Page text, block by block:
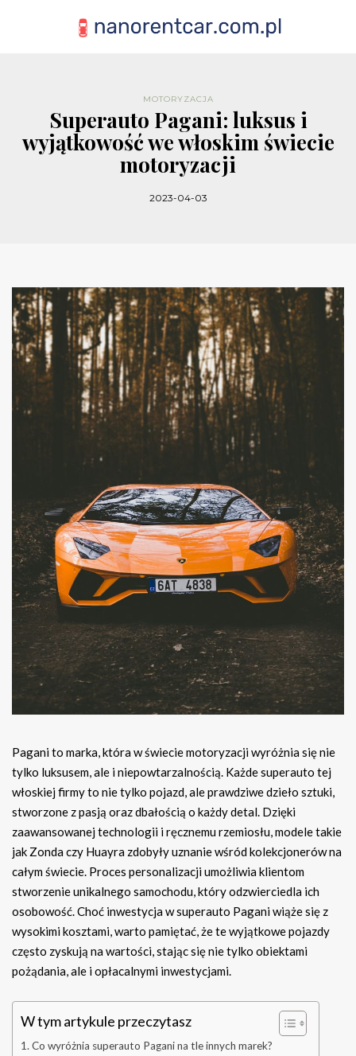
MOTORYZACJA
Superauto Pagani: luksus i
wyjątkowość we włoskim świecie
motoryzacji
2023-04-03
Pagani to marka, która w świecie motoryzacji wyróżnia się nie
tylko luksusem, ale i niepowtarzalnością. Każde superauto tej
włoskiej firmy to nie tylko pojazd, ale prawdziwe dzieło sztuki,
stworzone z pasją oraz dbałością o każdy detal. Dzięki
zaawansowanej technologii i ręcznemu rzemiosłu, modele takie
jak Zonda czy Huayra zdobyły uznanie wśród kolekcjonerów na
całym świecie. Proces personalizacji umożliwia klientom
stworzenie unikalnego samochodu, który odzwierciedla ich
osobowość. Choć inwestycja w superauto Pagani wiąże się z
wysokimi kosztami, warto pamiętać, że te wyjątkowe pojazdy
często zyskują na wartości, stając się nie tylko obiektami
pożądania, ale i opłacalnymi inwestycjami.
W tym artykule przeczytasz
Co wyróżnia superauto Pagani na tle innych marek?